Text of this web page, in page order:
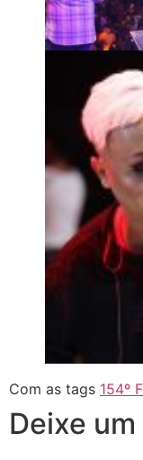
Com as tags 154º
Deixe